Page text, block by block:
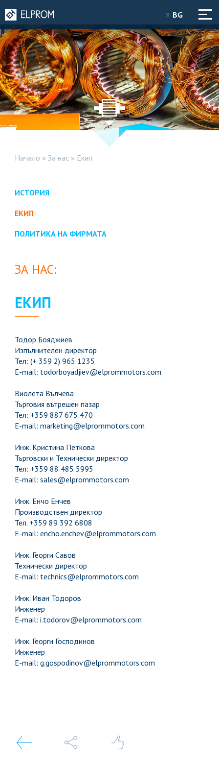
BG
Начало » За нас » Екип
ИСТОРИЯ
ЕКИП
ПОЛИТИКА НА ФИРМАТА
ЗА НАС:
ЕКИП
Тодор Бояджиев
Изпълнителен директор
Тел: (+ 359 2) 965 1235
E-mail: todorboyadjiev@elprommotors.com
Виолета Вълчева
Търговия вътрешен пазар
Тел: +359 887 675 470
E-mail: marketing@elprommotors.com
Инж. Кристина Петкова
Търговски и Технически директор
Тел: +359 88 485 5995
E-mail: sales@elprommotors.com
Инж. Енчо Енчев
Производствен директор
Тел. +359 89 392 6808
E-mail: encho.enchev@elprommotors.com
Инж. Георги Савов
Технически директор
E-mail: technics@elprommotors.com
Инж. Иван Тодоров
Инженер
E-mail: i.todorov@elprommotors.com
Инж. Георги Господинов
Инженер
E-mail: g.gospodinov@elprommotors.com